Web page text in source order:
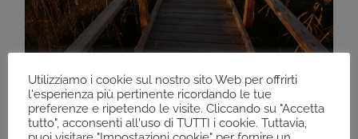
Un anno difficile …
02/01/2021
Utilizziamo i cookie sul nostro sito Web per offrirti
l'esperienza più pertinente ricordando le tue
preferenze e ripetendo le visite. Cliccando su "Accetta
tutto", acconsenti all'uso di TUTTI i cookie. Tuttavia,